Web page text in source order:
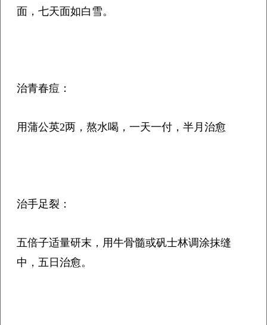
面，七天面如白雪。
治青春痘：
用蒲公英2两，熬水喝，一天一付，半月治愈
治手足裂：
五倍子适量研末，用牛骨髓或矾士林调涂抹缝
中，五日治愈。